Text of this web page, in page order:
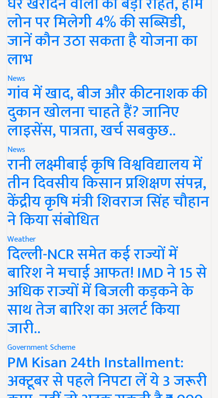
लोन पर मिलेगी 4% की सब्सिडी,
जानें कौन उठा सकता है योजना का
लाभ
News
गांव में खाद, बीज और कीटनाशक की
दुकान खोलना चाहते हैं? जानिए
लाइसेंस, पात्रता, खर्च सबकुछ..
News
रानी लक्ष्मीबाई कृषि विश्वविद्यालय में
तीन दिवसीय किसान प्रशिक्षण संपन्न,
केंद्रीय कृषि मंत्री शिवराज सिंह चौहान
ने किया संबोधित
Weather
दिल्ली-NCR समेत कई राज्यों में
बारिश ने मचाई आफत! IMD ने 15 से
अधिक राज्यों में बिजली कड़कने के
साथ तेज बारिश का अलर्ट किया
जारी..
Government Scheme
PM Kisan 24th Installment:
अक्टूबर से पहले निपटा लें ये 3 जरूरी